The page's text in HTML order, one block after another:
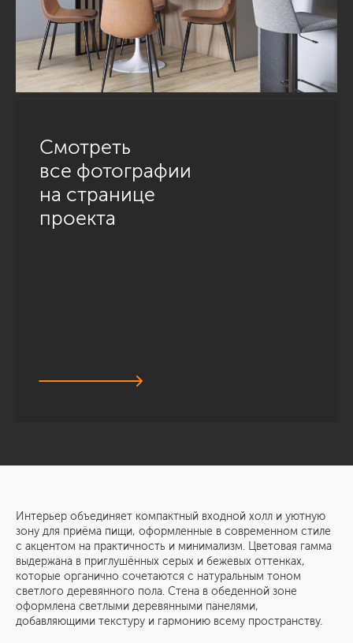
Смотреть
все фотографии
на странице
проекта
Интерьер объединяет компактный входной холл и уютную
зону для приёма пищи, оформленные в современном стиле
с акцентом на практичность и минимализм. Цветовая гамма
выдержана в приглушённых серых и бежевых оттенках,
которые органично сочетаются с натуральным тоном
светлого деревянного пола. Стена в обеденной зоне
оформлена светлыми деревянными панелями,
добавляющими текстуру и гармонию всему пространству.